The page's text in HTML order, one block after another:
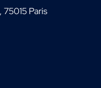
75015 Paris